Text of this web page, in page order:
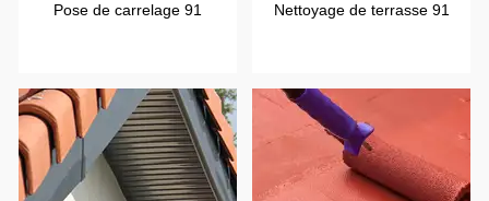
Pose de carrelage 91 Nettoyage de terrasse 91